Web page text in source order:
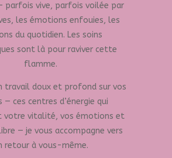
parfois vive, parfois voilée par
les émotions enfouies, les
du quotidien. Les soins
sont là pour raviver cette
flamme.
travail doux et profond sur vos
— ces centres d’énergie qui
votre vitalité, vos émotions et
— je vous accompagne vers
retour à vous-même.